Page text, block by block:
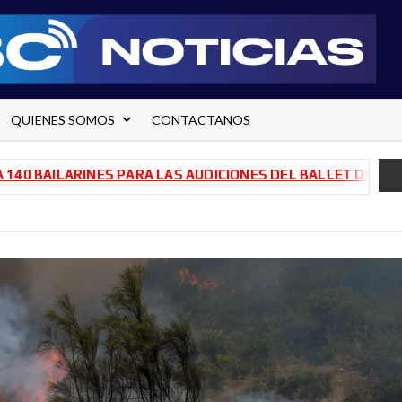
QUIENES SOMOS CONTACTANOS
PARA LAS AUDICIONES DEL BALLET DE RÍO NEGRO